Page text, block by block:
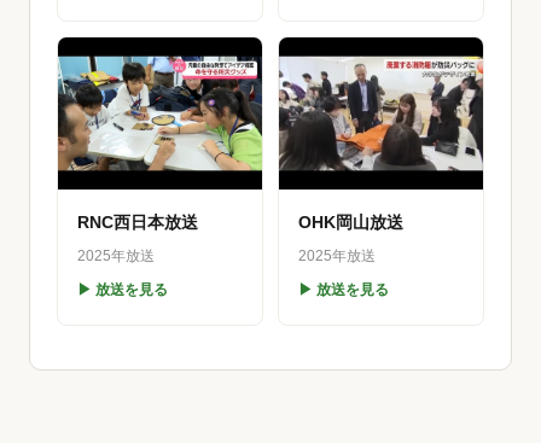
RNC西日本放送
2025年放送
▶ 放送を見る
OHK岡山放送
2025年放送
▶ 放送を見る